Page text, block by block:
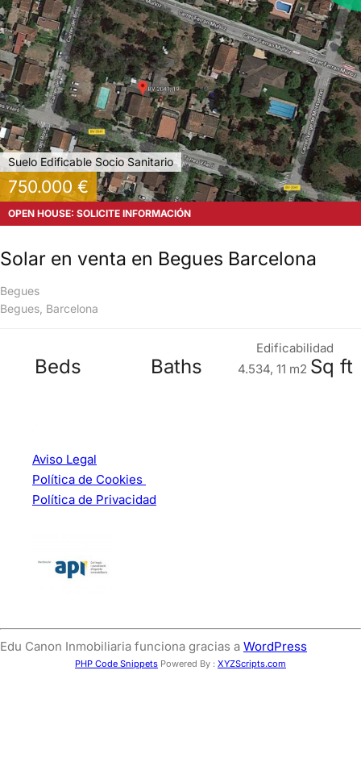
Suelo Edificable Socio Sanitario
750.000 €
OPEN HOUSE: SOLICITE INFORMACIÓN
Solar en venta en Begues Barcelona
Begues
Begues, Barcelona
Beds Baths
Edificabilidad
4.534, 11 m2 Sq ft
Aviso Legal
Política de Cookies
Política de Privacidad
Edu Canon Inmobiliaria funciona gracias a WordPress
PHP Code Snippets Powered By : XYZScripts.com